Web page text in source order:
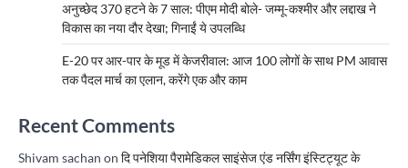
अनुच्छेद 370 हटने के 7 साल: पीएम मोदी बोले- जम्मू-कश्मीर और लद्दाख ने
विकास का नया दौर देखा; गिनाईं ये उपलब्धि
E-20 पर आर-पार के मूड में केजरीवाल: आज 100 लोगों के साथ PM आवास
तक पैदल मार्च का एलान, करेंगे एक और काम
Recent Comments
Shivam sachan on दि पनेशिया पैरामेडिकल साइंसेज एंड नर्सिंग इंस्टिट्यूट के